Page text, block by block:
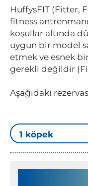
HuffysFIT (Fitter,
fitness
koşullar altında
uygun bir model
etmek ve esnek
gerekli değildir
Aşağıdaki